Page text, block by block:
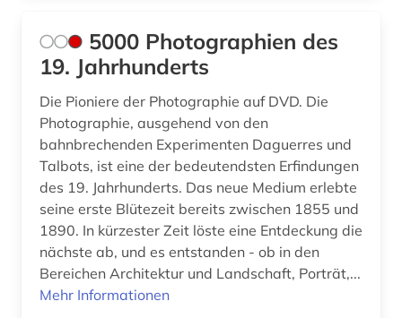
druckwerk (1)
dunhuang (1)
dunhuang-handschriften (1)
dänemark (4)
dürer (3)
düsseldorf (1)
e-book (1)
5000 Photographien des
19. Jahrhunderts
Die Pioniere der Photographie auf DVD. Die
Photographie, ausgehend von den
bahnbrechenden Experimenten Daguerres und
Talbots, ist eine der bedeutendsten Erfindungen
des 19. Jahrhunderts. Das neue Medium erlebte
seine erste Blütezeit bereits zwischen 1855 und
1890. In kürzester Zeit löste eine Entdeckung die
nächste ab, und es entstanden - ob in den
Bereichen Architektur und Landschaft, Porträt,...
Mehr Informationen